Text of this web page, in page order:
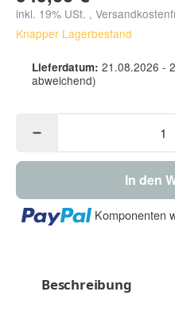
inkl. 19% USt. ,
Knapper Lagerbestand
Lieferdatum: 21.08.2026 -
abweichend)
In den
Loading... Komponenten
Beschreibung